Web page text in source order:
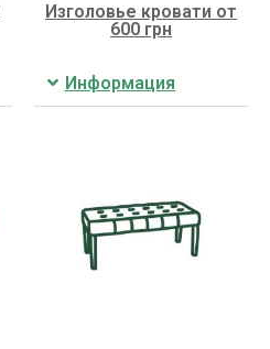
Изголовье кровати от
600 грн
Информация